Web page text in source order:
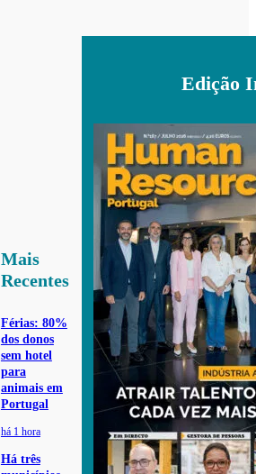
Mais
Recentes
Férias: 80%
dos donos
sem hotel
para
animais em
Portugal
há 1 hora
Há três
Edição